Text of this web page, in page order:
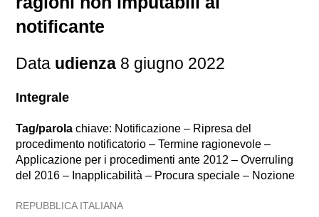
notificante
Data udienza 8 giugno 2022
Integrale
Tag/parola chiave: Notificazione – Ripresa del
procedimento notificatorio – Termine ragionevole –
Applicazione per i procedimenti ante 2012 – Overruling
del 2016 – Inapplicabilità – Procura speciale – Nozione
REPUBBLICA ITALIANA